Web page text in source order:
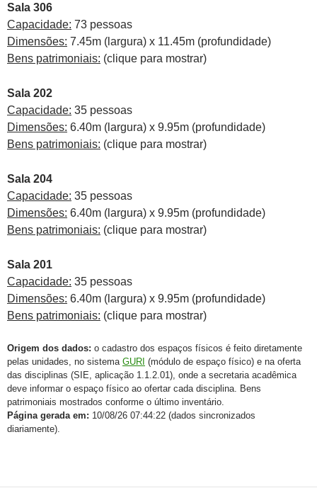
Sala 306
Capacidade: 73 pessoas
Dimensões: 7.45m (largura) x 11.45m (profundidade)
Bens patrimoniais: (clique para mostrar)
Sala 202
Capacidade: 35 pessoas
Dimensões: 6.40m (largura) x 9.95m (profundidade)
Bens patrimoniais: (clique para mostrar)
Sala 204
Capacidade: 35 pessoas
Dimensões: 6.40m (largura) x 9.95m (profundidade)
Bens patrimoniais: (clique para mostrar)
Sala 201
Capacidade: 35 pessoas
Dimensões: 6.40m (largura) x 9.95m (profundidade)
Bens patrimoniais: (clique para mostrar)
Origem dos dados: o cadastro dos espaços físicos é feito diretamente
pelas unidades, no sistema GURI (módulo de espaço físico) e na oferta
das disciplinas (SIE, aplicação 1.1.2.01), onde a secretaria acadêmica
deve informar o espaço físico ao ofertar cada disciplina. Bens
patrimoniais mostrados conforme o último inventário.
Página gerada em: 10/08/26 07:44:22 (dados sincronizados
diariamente).